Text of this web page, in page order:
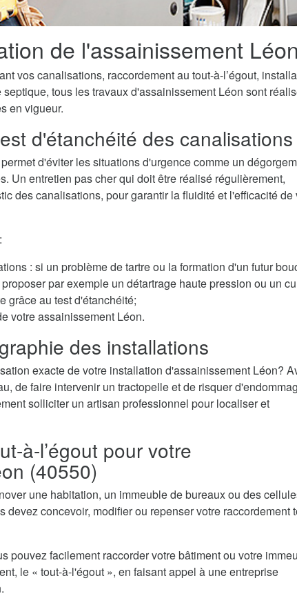
de l'assainissement Léon
vos canalisations, raccordement au tout-à-l’égout,
tous les travaux d'assainissement Léon sont
en vigueur.
d'étanchéité des canalisations
d'éviter les situations d'urgence comme un
Un entretien pas cher qui doit être réalisé régulièrement,
des canalisations, pour garantir la fluidité et l'efficacité de
: si un problème de tartre ou la formation d'un futur
par exemple un détartrage haute pression ou un
grâce au test d'étanchéité;
votre assainissement Léon.
des installations
exacte de votre installation d'assainissement Léon?
de faire intervenir un tractopelle et de risquer
solliciter un artisan professionnel pour localiser et
à-l’égout pour votre
(40550)
une habitation, un immeuble de bureaux ou des
devez concevoir, modifier ou repenser votre raccordement
pouvez facilement raccorder votre bâtiment ou votre
le « tout-à-l'égout », en faisant appel à une entreprise